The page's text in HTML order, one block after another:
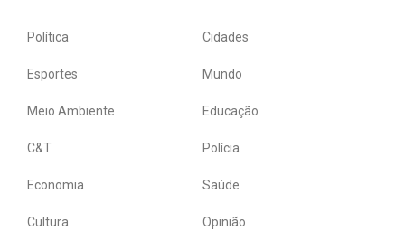
Política Cidades
Esportes Mundo
Meio Ambiente Educação
C&T Polícia
Economia Saúde
Cultura Opinião